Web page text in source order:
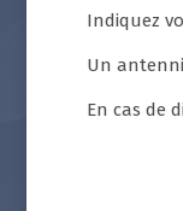
Indiquez
Un
En cas de